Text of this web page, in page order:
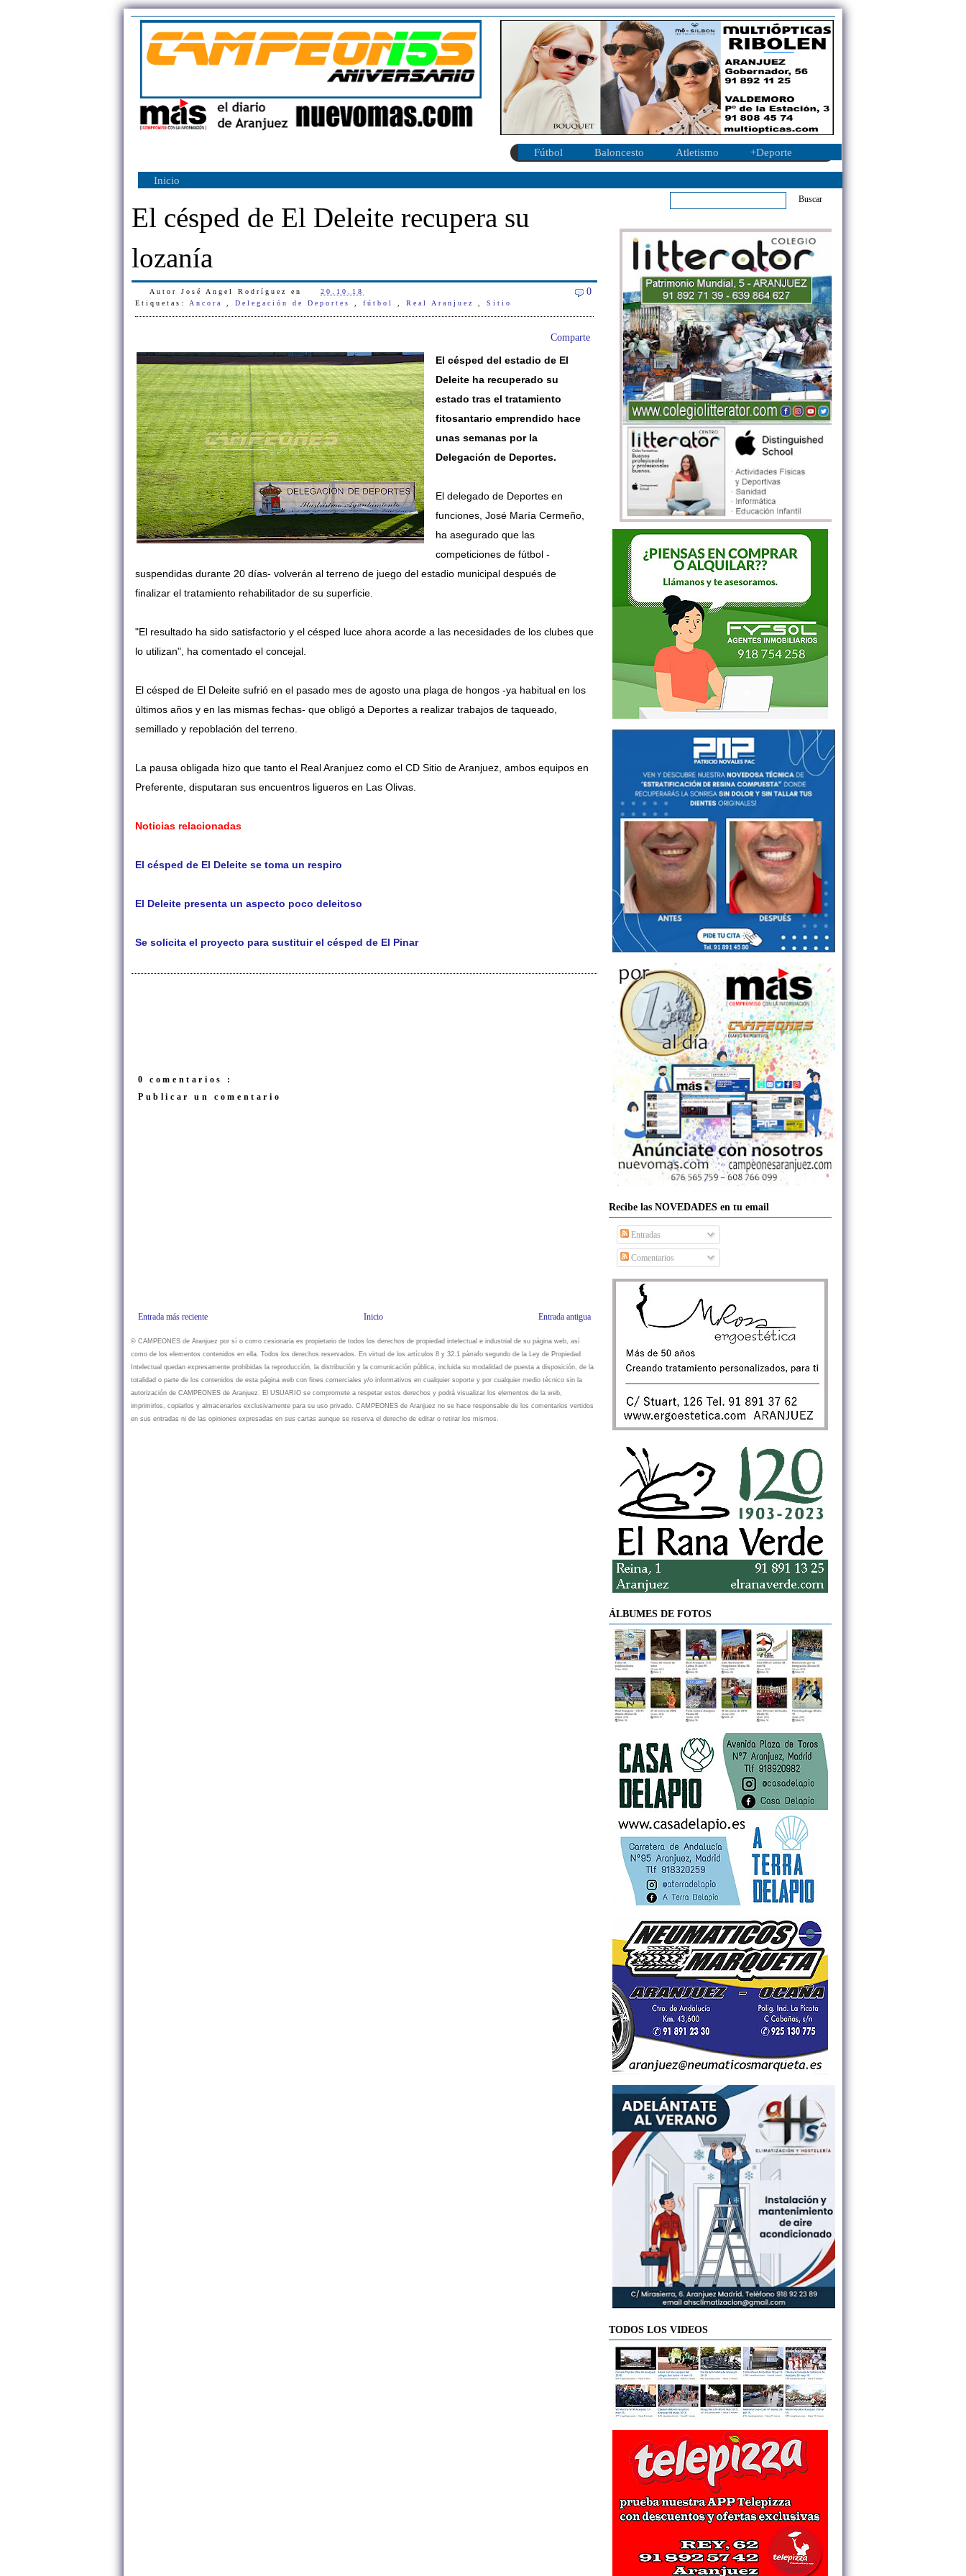
Fútbol Baloncesto Atletismo +Deporte
Inicio
El césped de El Deleite recupera su
lozanía
Autor José Angel Rodríguez en 20.10.18 0
Etiquetas: Ancora Delegación de Deportes fútbol Real Aranjuez Sitio
Comparte
El césped del estadio de El
Deleite ha recuperado su
estado tras el tratamiento
fitosantario emprendido hace
unas semanas por la
Delegación de Deportes.
El delegado de Deportes en
funciones, José María Cermeño,
ha asegurado que las
competiciones de fútbol -
suspendidas durante 20 días- volverán al terreno de juego del estadio municipal después de
finalizar el tratamiento rehabilitador de su superficie.
"El resultado ha sido satisfactorio y el césped luce ahora acorde a las necesidades de los clubes que
lo utilizan", ha comentado el concejal.
El césped de El Deleite sufrió en el pasado mes de agosto una plaga de hongos -ya habitual en los
últimos años y en las mismas fechas- que obligó a Deportes a realizar trabajos de taqueado,
semillado y repoblación del terreno.
La pausa obligada hizo que tanto el Real Aranjuez como el CD Sitio de Aranjuez, ambos equipos en
Preferente, disputaran sus encuentros ligueros en Las Olivas.
Noticias relacionadas
El césped de El Deleite se toma un respiro
El Deleite presenta un aspecto poco deleitoso
Se solicita el proyecto para sustituir el césped de El Pinar
0 comentarios :
Publicar un comentario
Entrada más reciente Entrada antigua
Inicio
© CAMPEONES de Aranjuez por sí o como cesionaria es propietario de todos los derechos de propiedad intelectual e industrial de su página web, así
como de los elementos contenidos en ella. Todos los derechos reservados. En virtud de los artículos 8 y 32.1 párrafo segundo de la Ley de Propiedad
Intelectual quedan expresamente prohibidas la reproducción, la distribución y la comunicación pública, incluida su modalidad de puesta a disposición, de la
totalidad o parte de los contenidos de esta página web con fines comerciales y/o informativos en cualquier soporte y por cualquier medio técnico sin la
autorización de CAMPEONES de Aranjuez. El USUARIO se compromete a respetar estos derechos y podrá visualizar los elementos de la web,
imprimirlos, copiarlos y almacenarlos exclusivamente para su uso privado. CAMPEONES de Aranjuez no se hace responsable de los comentarios vertidos
en sus entradas ni de las opiniones expresadas en sus cartas aunque se reserva el derecho de editar o retirar los mismos.
Recibe las NOVEDADES en tu email
Entradas
Comentarios
ÁLBUMES DE FOTOS
TODOS LOS VIDEOS